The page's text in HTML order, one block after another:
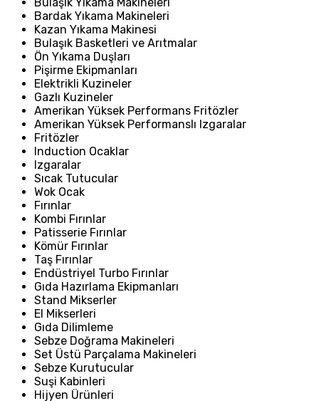
Bardak Yıkama Makineleri
Kazan Yıkama Makinesi
Bulaşık Basketleri ve Arıtmalar
Ön Yıkama Duşları
Pişirme Ekipmanları
Elektrikli Kuzineler
Gazlı Kuzineler
Amerikan Yüksek Performans Fritözler
Amerikan Yüksek Performanslı Izgaralar
Fritözler
Induction Ocaklar
Izgaralar
Sıcak Tutucular
Wok Ocak
Fırınlar
Kombi Fırınlar
Patisserie Fırınlar
Kömür Fırınlar
Taş Fırınlar
Endüstriyel Turbo Fırınlar
Gıda Hazırlama Ekipmanları
Stand Mikserler
El Mikserleri
Gıda Dilimleme
Sebze Doğrama Makineleri
Set Üstü Parçalama Makineleri
Sebze Kurutucular
Suşi Kabinleri
Hijyen Ürünleri